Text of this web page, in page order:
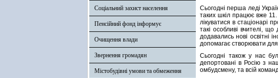
Соціальний захист населення
Пенсійний фонд інформує
Очищення влади
Звернення громадян
Містобудівні умови та обмеження
Сьогодні перша леді
таких шкіл працює вже
лікуватися в стаціонарі
такі особливі вчителі,
додавались нові освітні
допомагає створювати
Сьогодні також у нас
депортовані в Росію з
омбудсмену, та всій